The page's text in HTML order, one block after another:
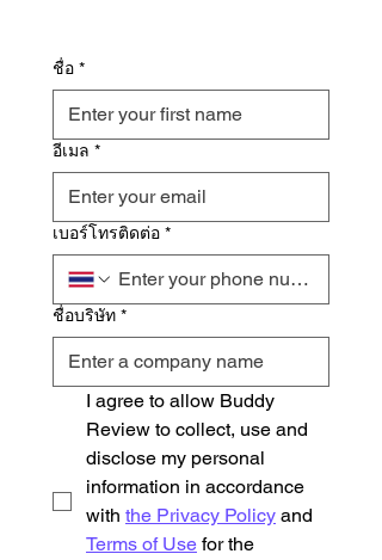
ชื่อ *
อีเมล *
เบอร์โทรติดต่อ *
ชื่อบริษัท *
I agree to allow Buddy
Review to collect, use and
disclose my personal
information in accordance
with the Privacy Policy
Terms of Use for the